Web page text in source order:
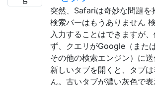
突然、Safariは奇妙な問題を
検索バーはもうありません
入力することはできますが
ず、クエリがGoogle（また
その他の検索エンジン）に送
新しいタブを開くと、タブ
ん。古いタブが濃い灰色で